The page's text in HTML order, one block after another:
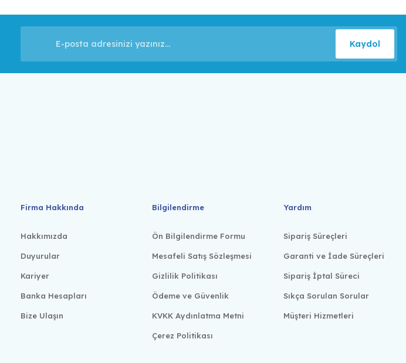
Kaydol
Firma Hakkında
Hakkımızda
Duyurular
Kariyer
Banka Hesapları
Bize Ulaşın
Bilgilendirme
Ön Bilgilendirme Formu
Mesafeli Satış Sözleşmesi
Gizlilik Politikası
Ödeme ve Güvenlik
KVKK Aydınlatma Metni
Çerez Politikası
Yardım
Sipariş Süreçleri
Garanti ve İade Süreçleri
Sipariş İptal Süreci
Sıkça Sorulan Sorular
Müşteri Hizmetleri